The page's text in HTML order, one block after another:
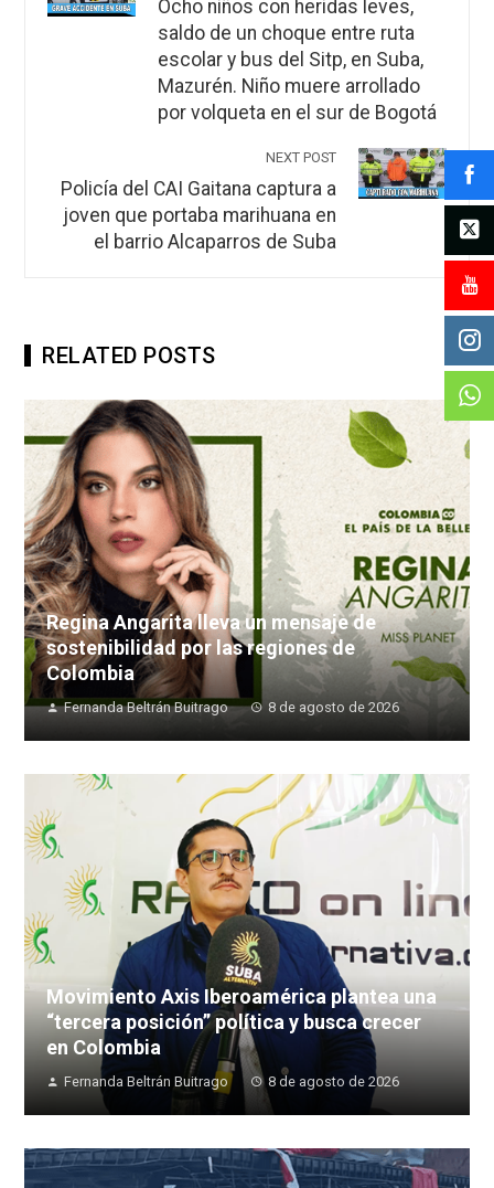
Ocho niños con heridas leves,
saldo de un choque entre ruta
escolar y bus del Sitp, en Suba,
Mazurén. Niño muere arrollado
por volqueta en el sur de Bogotá
NEXT POST
Policía del CAI Gaitana captura a
joven que portaba marihuana en
el barrio Alcaparros de Suba
RELATED POSTS
Regina Angarita lleva un mensaje de
sostenibilidad por las regiones de
Colombia
Fernanda Beltrán Buitrago 8 de agosto de 2026
Movimiento Axis Iberoamérica plantea una
“tercera posición” política y busca crecer
en Colombia
Fernanda Beltrán Buitrago 8 de agosto de 2026